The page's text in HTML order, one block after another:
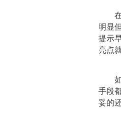
明显
提示
亮点
手段
妥的